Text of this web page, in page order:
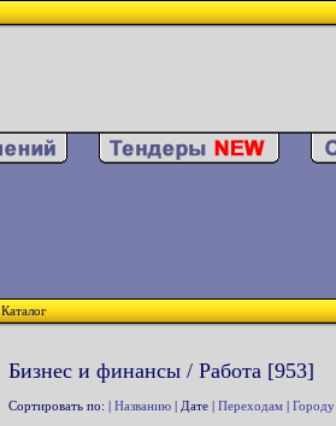
Каталог
Бизнес и финансы / Работа [953]
Сортировать по: | Названию | Дате | Переходам | Городу